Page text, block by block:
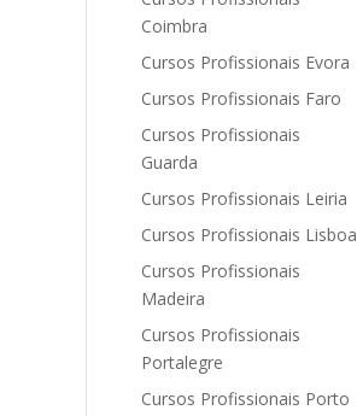
Coimbra
Cursos Profissionais Evora
Cursos Profissionais Faro
Cursos Profissionais
Guarda
Cursos Profissionais Leiria
Cursos Profissionais Lisboa
Cursos Profissionais
Madeira
Cursos Profissionais
Portalegre
Cursos Profissionais Porto